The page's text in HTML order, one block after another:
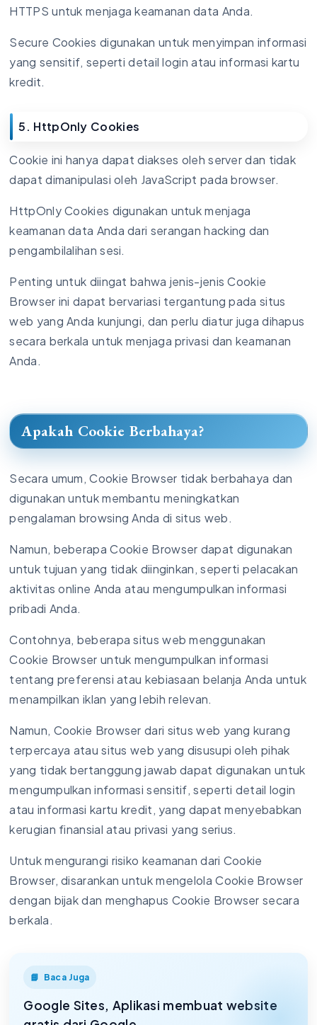
HTTPS untuk menjaga keamanan data Anda.
Secure Cookies digunakan untuk menyimpan informasi
yang sensitif, seperti detail login atau informasi kartu
kredit.
5. HttpOnly Cookies
Cookie ini hanya dapat diakses oleh server dan tidak
dapat dimanipulasi oleh JavaScript pada browser.
HttpOnly Cookies digunakan untuk menjaga
keamanan data Anda dari serangan hacking dan
pengambilalihan sesi.
Penting untuk diingat bahwa jenis-jenis Cookie
Browser ini dapat bervariasi tergantung pada situs
web yang Anda kunjungi, dan perlu diatur juga dihapus
secara berkala untuk menjaga privasi dan keamanan
Anda.
Apakah Cookie Berbahaya?
Secara umum, Cookie Browser tidak berbahaya dan
digunakan untuk membantu meningkatkan
pengalaman browsing Anda di situs web.
Namun, beberapa Cookie Browser dapat digunakan
untuk tujuan yang tidak diinginkan, seperti pelacakan
aktivitas online Anda atau mengumpulkan informasi
pribadi Anda.
Contohnya, beberapa situs web menggunakan
Cookie Browser untuk mengumpulkan informasi
tentang preferensi atau kebiasaan belanja Anda untuk
menampilkan iklan yang lebih relevan.
Namun, Cookie Browser dari situs web yang kurang
terpercaya atau situs web yang disusupi oleh pihak
yang tidak bertanggung jawab dapat digunakan untuk
mengumpulkan informasi sensitif, seperti detail login
atau informasi kartu kredit, yang dapat menyebabkan
kerugian finansial atau privasi yang serius.
Untuk mengurangi risiko keamanan dari Cookie
Browser, disarankan untuk mengelola Cookie Browser
dengan bijak dan menghapus Cookie Browser secara
berkala.
Baca Juga
Google Sites, Aplikasi membuat website